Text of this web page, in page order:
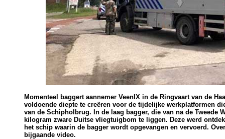
Momenteel baggert aannemer VeenIX in de Ringvaart van de
voldoende diepte te creëren voor de tijdelijke werkplatformen
van de Schipholbrug. In de laag bagger, die van na de Tweede
kilogram zware Duitse vliegtuigbom te liggen. Deze werd
het schip waarin de bagger wordt opgevangen en vervoerd.
bijgaande video.